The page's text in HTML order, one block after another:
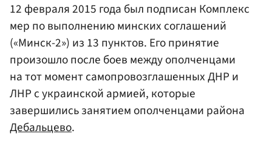
12 февраля 2015 года был подписан Комплекс
мер по выполнению минских соглашений
(«Минск-2») из 13 пунктов. Его принятие
произошло после боев между ополченцами
на тот момент самопровозглашенных ДНР и
ЛНР с украинской армией, которые
завершились занятием ополченцами района
Дебальцево.